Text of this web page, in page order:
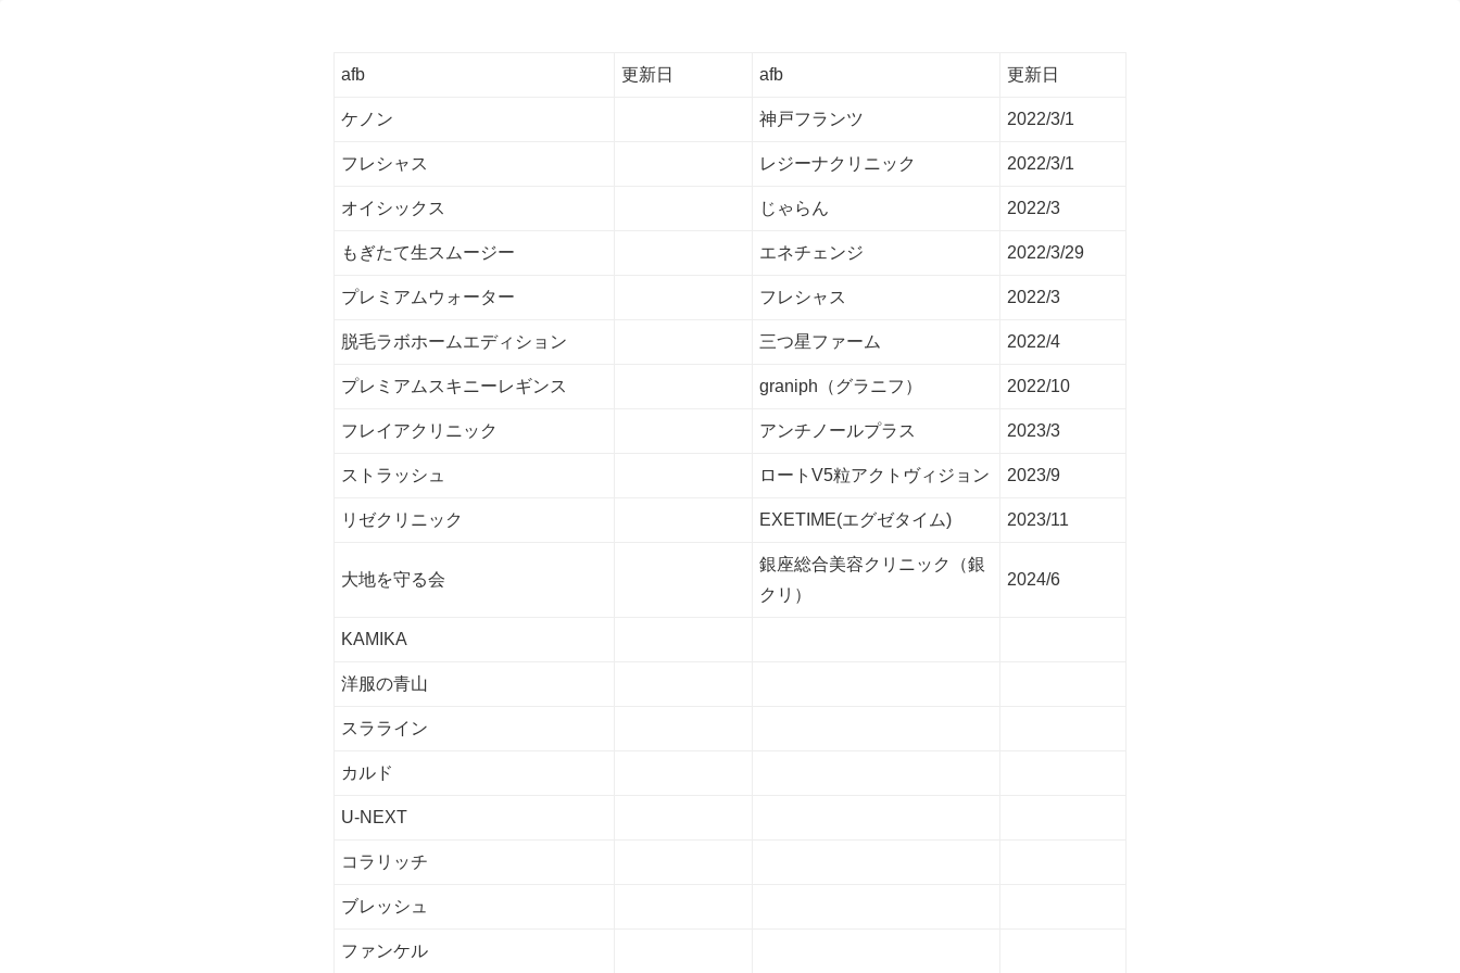
afb 更新日 afb 更新日
ケノン 神戸フランツ 2022/3/1
フレシャス レジーナクリニック 2022/3/1
オイシックス じゃらん 2022/3
もぎたて生スムージー エネチェンジ 2022/3/29
プレミアムウォーター フレシャス 2022/3
脱毛ラボホームエディション 三つ星ファーム 2022/4
プレミアムスキニーレギンス graniph（グラニフ） 2022/10
フレイアクリニック アンチノールプラス 2023/3
ストラッシュ ロートV5粒アクトヴィジョン 2023/9
リゼクリニック EXETIME(エグゼタイム) 2023/11
大地を守る会
銀座総合美容クリニック（銀
クリ）
2024/6
KAMIKA
洋服の青山
スラライン
カルド
U-NEXT
コラリッチ
ブレッシュ
ファンケル